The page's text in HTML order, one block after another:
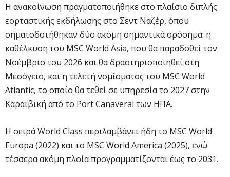
Η ανακοίνωση πραγματοποιήθηκε στο πλαίσιο διπλής
εορταστικής εκδήλωσης στο Σεντ Ναζέρ, όπου
σηματοδοτήθηκαν δύο ακόμη σημαντικά ορόσημα: η
καθέλκυση του MSC World Asia, που θα παραδοθεί τον
Νοέμβριο του 2026 και θα δραστηριοποιηθεί στη
Μεσόγειο, και η τελετή νομίσματος του MSC World
Atlantic, το οποίο θα τεθεί σε υπηρεσία το 2027 στην
Καραϊβική από το Port Canaveral των ΗΠΑ.
Η σειρά World Class περιλαμβάνει ήδη το MSC World
Europa (2022) και το MSC World America (2025), ενώ
τέσσερα ακόμη πλοία προγραμματίζονται έως το 2031.